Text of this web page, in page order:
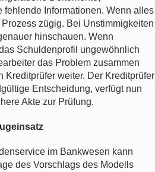
fehlende Informationen. Wenn alles
zügig. Bei Unstimmigkeiten
hinschauen. Wenn
Schuldenprofil ungewöhnlich
das Problem zusammen
Kreditprüfer weiter. Der Kreditprüfer
Entscheidung, verfügt nun
Akte zur Prüfung.
im Bankwesen kann
des Vorschlags des Modells